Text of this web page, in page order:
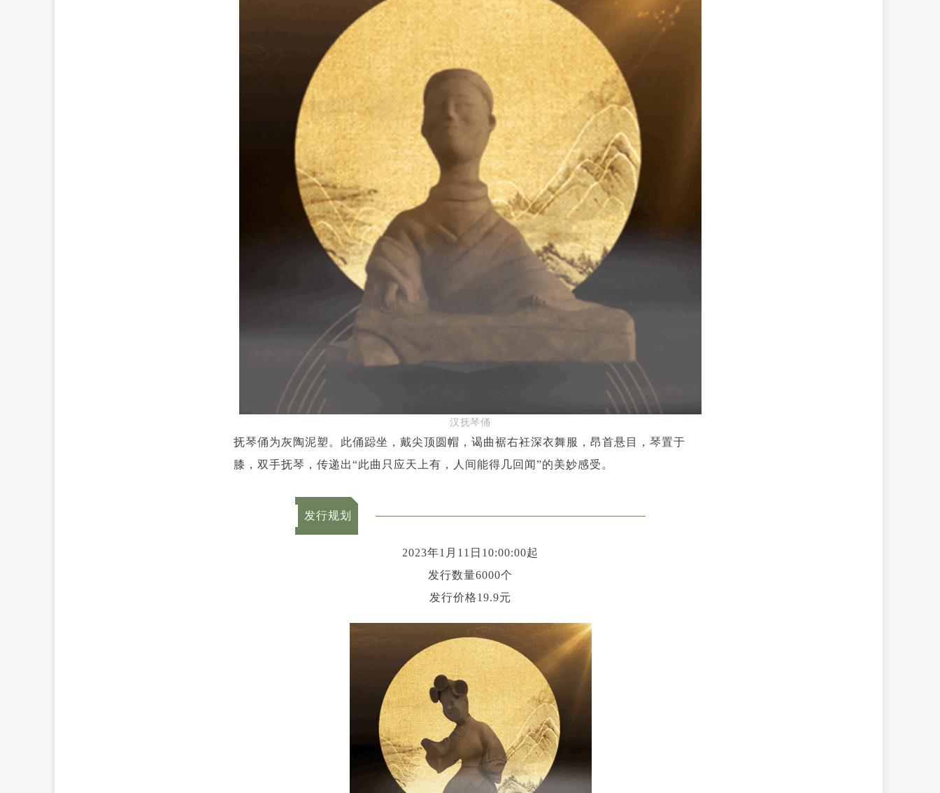
汉抚琴俑
抚琴俑为灰陶泥塑。此俑跽坐，戴尖顶圆帽，谒曲裾右衽深衣舞服，昂首悬目，琴置于
膝，双手抚琴，传递出“此曲只应天上有，人间能得几回闻”的美妙感受。
发行规划
2023年1月11日10:00:00起
发行数量6000个
发行价格19.9元